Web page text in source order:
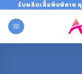
content
รับผลิตเสื้อพิมพ์ลาย